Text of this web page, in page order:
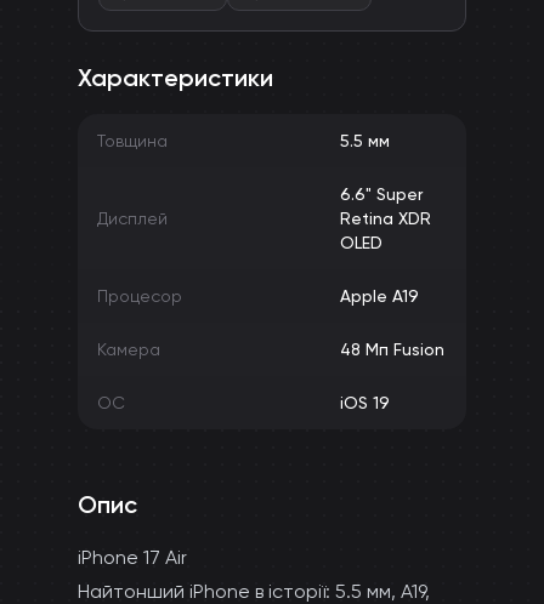
Характеристики
Товщина 5.5 мм
Дисплей
6.6" Super
Retina XDR
OLED
Процесор Apple A19
Камера 48 Мп Fusion
ОС iOS 19
Опис
iPhone 17 Air
Найтонший iPhone в історії: 5.5 мм, A19,